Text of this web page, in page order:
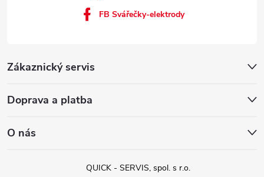
Zákaznický servis
Doprava a platba
O nás
FB Svářečky-elektrody
QUICK - SERVIS, spol. s r.o.